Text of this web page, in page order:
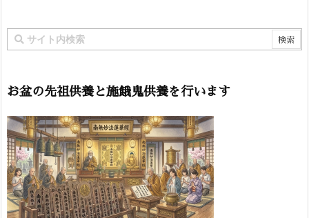
お盆の先祖供養と施餓鬼供養を行います